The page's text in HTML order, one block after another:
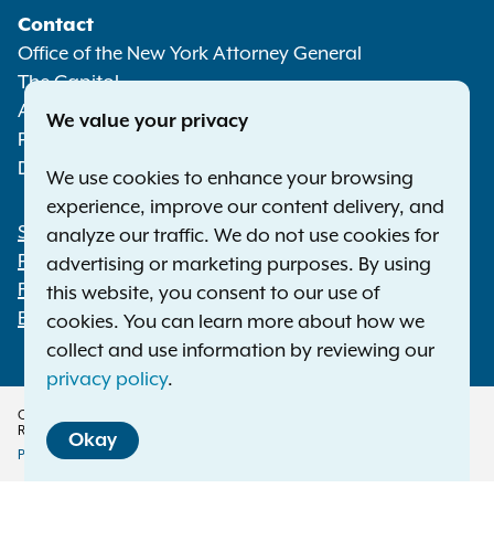
Media
Contact
Office of the New York Attorney General
The Capitol
Albany NY 12224-0341
Phone:
Deaf or hard of hearing:1-800-788-9898
Footer
Statewide Offices
Press Releases
File a Complaint
Employment Opportunities
Copyright © 2026 — Office of the New York Attorney General. All Rights
Reserved.
Policy
Privacy Policy Disclaimer
We value your privacy
We use cookies to enhance your browsing
experience, improve our content delivery, and
analyze our traffic. We do not use cookies for
advertising or marketing purposes. By using
this website, you consent to our use of
cookies. You can learn more about how we
collect and use information by reviewing our
privacy policy.
Okay